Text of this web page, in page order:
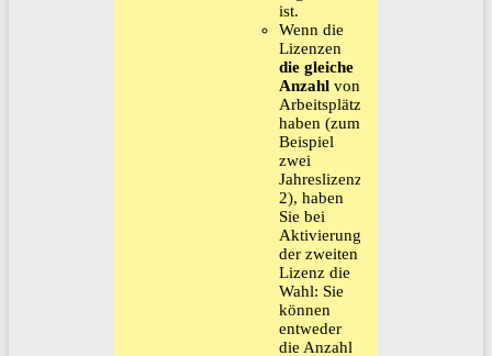
ist.
​​​​​​​​​​​​​​​​​​​​​Wenn die
Lizenzen
die gleiche
Anzahl von
Arbeitsplätzen
haben (zum
Beispiel
zwei
Jahreslizenzen-
2), haben
Sie bei
Aktivierung
der zweiten
Lizenz die
Wahl: Sie
können
entweder
die Anzahl